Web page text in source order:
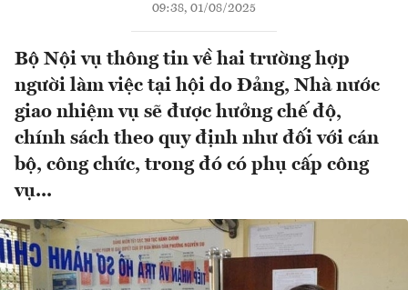
09:38, 01/08/2025
Bộ Nội vụ thông tin về hai trường hợp
người làm việc tại hội do Đảng, Nhà nước
giao nhiệm vụ sẽ được hưởng chế độ,
chính sách theo quy định như đối với cán
bộ, công chức, trong đó có phụ cấp công
vụ...